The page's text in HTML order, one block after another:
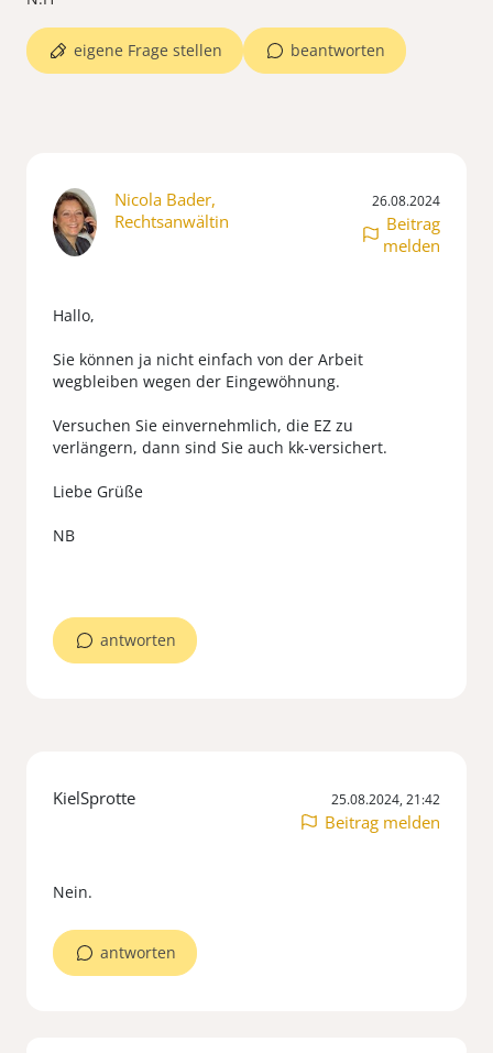
beantworten
eigene Frage stellen
Nicola Bader,
Rechtsanwältin
26.08.2024
Beitrag
melden
Hallo,
Sie können ja nicht einfach von der Arbeit
wegbleiben wegen der Eingewöhnung.
Versuchen Sie einvernehmlich, die EZ zu
verlängern, dann sind Sie auch kk-versichert.
Liebe Grüße
NB
antworten
KielSprotte 25.08.2024, 21:42
Beitrag melden
antworten